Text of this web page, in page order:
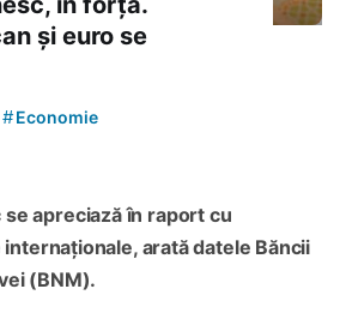
și euro se
#Economie
apreciază în raport cu
arată datele Băncii
(BNM).